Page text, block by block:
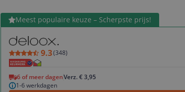
Er zijn geen artikelen gevonden.
Meest populaire keuze – Scherpste prijs!
9.3(348)
6 of meer dagenVerz. € 3,95
1-6 werkdagen
Bekijk product